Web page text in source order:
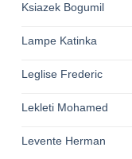
Ksiazek Bogumil
Lampe Katinka
Leglise Frederic
Lekleti Mohamed
Levente Herman